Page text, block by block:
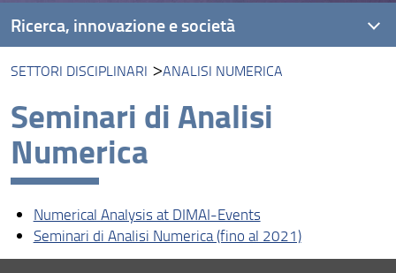
SETTORI DISCIPLINARI ANALISI NUMERICA
Seminari di Analisi
Numerica
Numerical Analysis at DIMAI-Events
Seminari di Analisi Numerica (fino al 2021)
Ricerca, innovazione e società
Settori Disciplinari
Dottorato
Assegni di ricerca
Borsisti di ricerca
Progetti di ricerca
Unità di Ricerca INdAM